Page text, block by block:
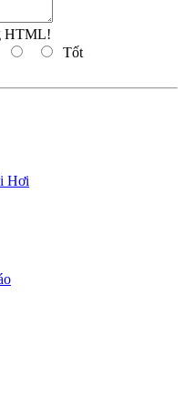
HTML!
Tốt
Hơi